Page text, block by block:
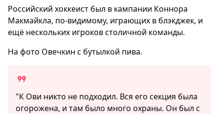
Российский хоккеист был в кампании Коннора
Макмайкла, по-видимому, играющих в блэкджек, и
ещё нескольких игроков столичной команды.
На фото Овечкин с бутылкой пива.
"К Ови никто не подходил. Вся его секция была
огорожена, и там было много охраны. Он был с